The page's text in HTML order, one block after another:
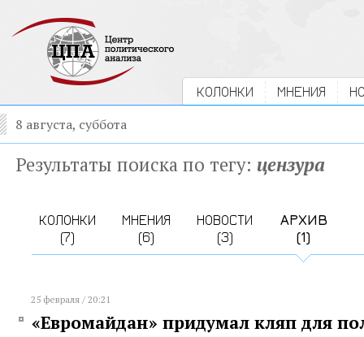
КОЛОНКИ МНЕНИЯ
8 августа, суббота
Результаты поиска по тегу: цензура
КОЛОНКИ
(7)
МНЕНИЯ
(6)
НОВОСТИ
(3)
АРХИВ
(1)
25 февраля / 20:21
«Евромайдан» придумал кляп для